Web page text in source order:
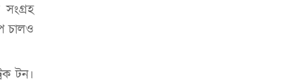
চালও
টন।